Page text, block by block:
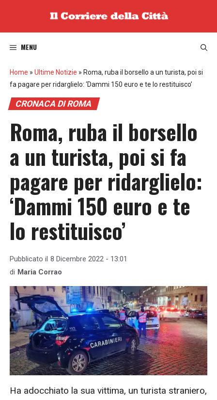
MENU
Home » Ultime Notizie » Roma, ruba il borsello a un turista, poi si
fa pagare per ridarglielo: ‘Dammi 150 euro e te lo restituisco’
CRONACA DI ROMA
Roma, ruba il borsello
a un turista, poi si fa
pagare per ridarglielo:
‘Dammi 150 euro e te
lo restituisco’
Pubblicato il 8 Dicembre 2022 - 13:01
di Maria Corrao
Ha adocchiato la sua vittima, un turista straniero,